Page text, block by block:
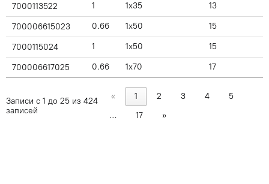
7000113522 1 1x35 13
700006615023 0.66 1x50 15
7000115024 1 1x50 15
700006617025 0.66 1x70 17
Записи с 1 до 25 из 424
записей
« 1 2 3 4
5
…
17 »